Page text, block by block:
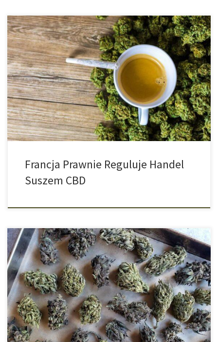
Podczas gdy Federalny Trybunał Sprawiedliwości (BGH) w
Niemczech uchylił orzeczenie, w którym zakończyły się procesy o
handel suszem CBD przeciwko firmie Bunte Blüte swojego czasu,
w sąsiednim kraju Niemiec coraz częściej znikają przeszkody,
które musieli pokonać producenci i dystrybutorzy pąków konopi
przemysłowych zawierających CBD. Kwiaty Konopi Włóknistej Nie
Stanowią Zagrożenia […]
Francja Prawnie Reguluje Handel
Suszem CBD
Jeśli to czytasz, to prawdopodobnie zamierzasz stworzyć
nadającą się do zjedzenia partię marihuany. Może wiesz, czym
jest dekarboksylacja, a może o niej słyszałeś, ale masz małe
pojęcie na ten temat. W tym artykule wyjaśnimy Ci, co to jest i jak
się do tego zabrać! Jeśli chcesz poczuć działanie THC, to […]